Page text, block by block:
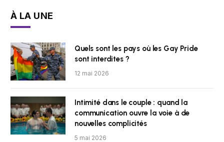
À LA UNE
Quels sont les pays où les Gay Pride
sont interdites ?
12 mai 2026
Intimité dans le couple : quand la
communication ouvre la voie à de
nouvelles complicités
5 mai 2026